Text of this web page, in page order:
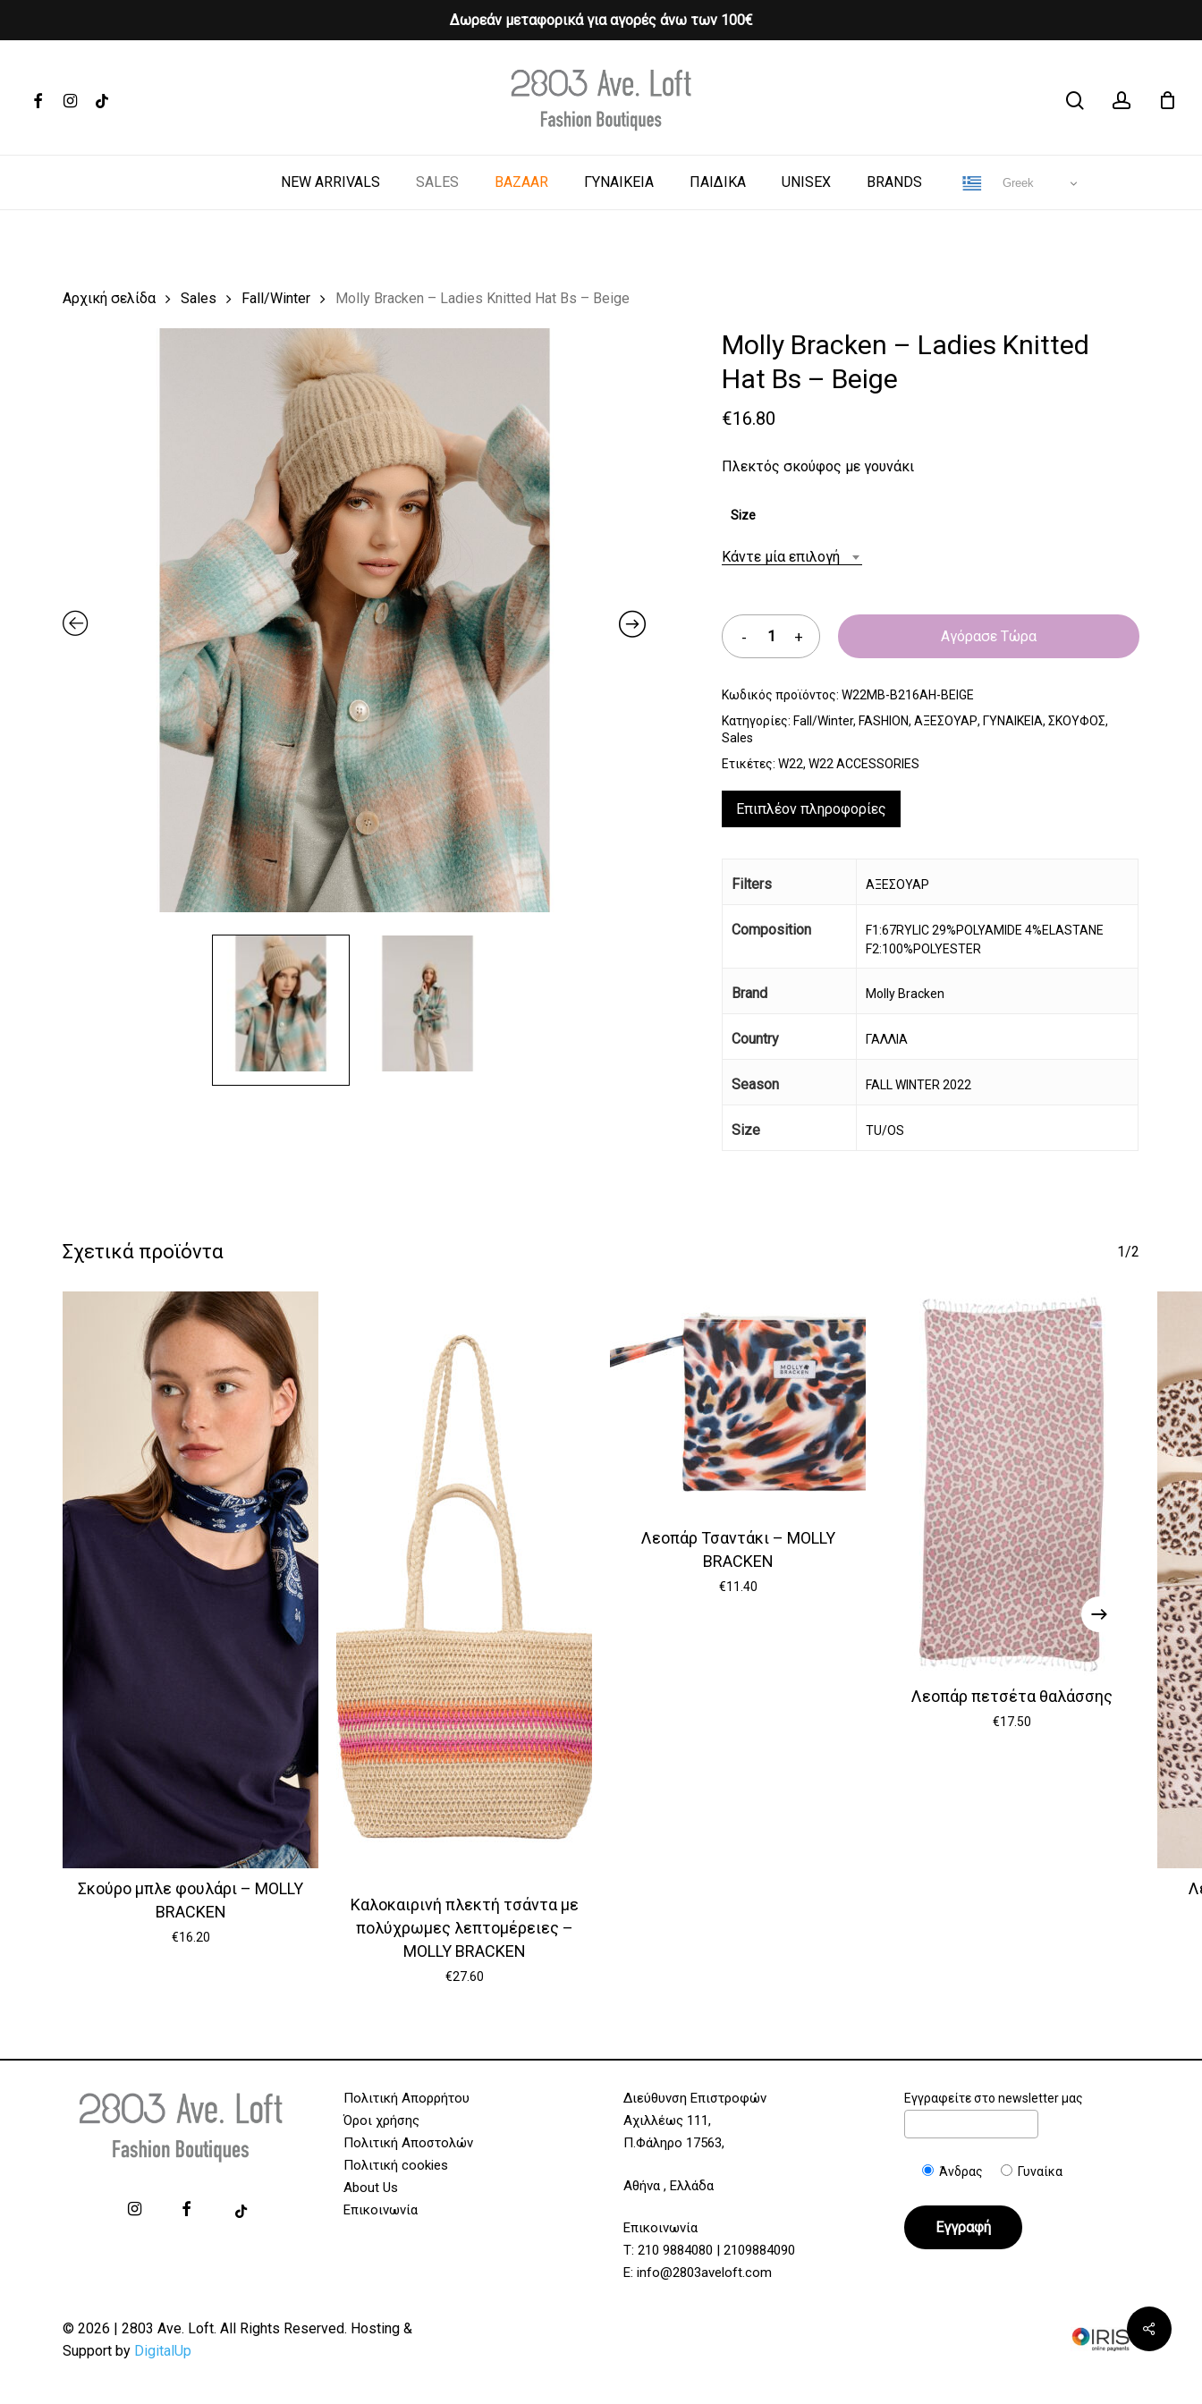
Δωρεάν μεταφορικά για αγορές άνω των 100€
Hit enter to search or ESC to close
FACEBOOKINSTAGRAM
TIKTOK
NEW ARRIVALS SALES BAZAAR ΓΥΝΑΙΚΕΙΑ ΠΑΙΔΙΚΑ UNISEX BRANDS Greek
Cart CLOSE
Κανένα προϊόν στο καλάθι σας.
Υποσύνολο:
Αρχική σελίδα Sales Fall/Winter Molly Bracken – Ladies Knitted Hat Bs – Beige
Molly Bracken – Ladies Knitted
Hat Bs – Beige
€16.80
Πλεκτός σκούφος με γουνάκι
Size
Κάντε μία επιλογή
Αγόρασε Τώρα
Κωδικός προϊόντος:W22MB-B216AH-BEIGE
Κατηγορίες: Fall/Winter, FASHION,ΑΞΕΣΟΥΑΡ, ΓΥΝΑΙΚΕΙΑ,ΣΚΟΥΦΟΣ,
Sales
Ετικέτες:W22,W22 ACCESSORIES
Επιπλέον πληροφορίες
Filters ΑΞΕΣΟΥΑΡ
Composition
F1:67RYLIC 29%POLYAMIDE 4%ELASTANE
F2:100%POLYESTER
Brand Molly Bracken
Country ΓΑΛΛΙΑ
Season FALL WINTER 2022
Size TU/OS
Σχετικά προϊόντα 1/2
Σκούρο μπλε φουλάρι – MOLLY
BRACKEN
€16.20
Καλοκαιρινή πλεκτή τσάντα με
πολύχρωμες λεπτομέρειες –
MOLLY BRACKEN
€27.60
Λεοπάρ Τσαντάκι – MOLLY
BRACKEN
€11.40
Λεοπάρ πετσέτα θαλάσσης
€17.50
Πολιτική Απορρήτου
Όροι χρήσης
Πολιτική Αποστολών
Πολιτική cookies
About Us
Επικοινωνία
Διεύθυνση Επιστροφών
Αχιλλέως 111,
Π.Φάληρο 17563,
Αθήνα , Ελλάδα
Επικοινωνία
Τ: 210 9884080 | 2109884090
E: info@2803aveloft.com
Εγγραφείτε στο newsletter μας
Άνδρας Γυναίκα
© 2026 | 2803 Ave. Loft. All Rights Reserved. Hosting &
Support by DigitalUp